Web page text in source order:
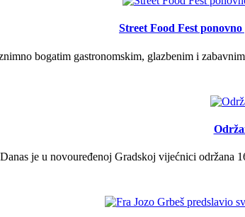
Street Food Fest
bogatim gastronomskim, glazbenim i
Danas je u novouređenoj Gradskoj vijećnici održana